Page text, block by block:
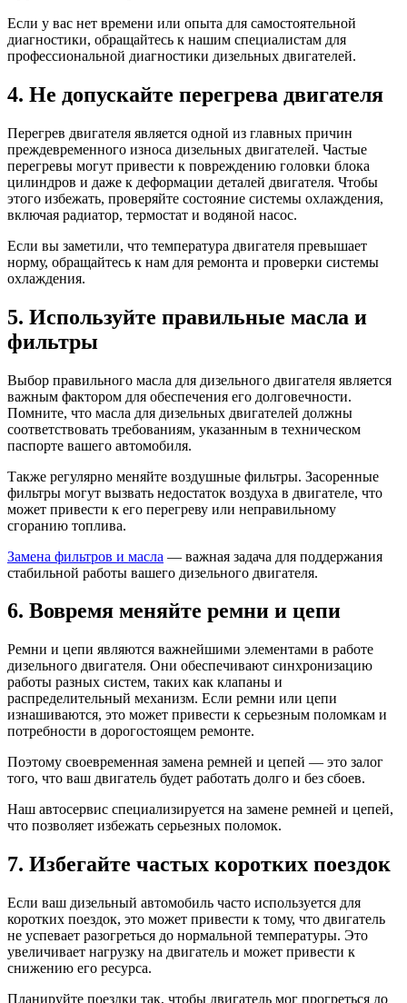
Если у вас нет времени или опыта для самостоятельной
диагностики, обращайтесь к нашим специалистам для
профессиональной диагностики дизельных двигателей.
4. Не допускайте перегрева двигателя
Перегрев двигателя является одной из главных причин
преждевременного износа дизельных двигателей. Частые
перегревы могут привести к повреждению головки блока
цилиндров и даже к деформации деталей двигателя. Чтобы
этого избежать, проверяйте состояние системы охлаждения,
включая радиатор, термостат и водяной насос.
Если вы заметили, что температура двигателя превышает
норму, обращайтесь к нам для ремонта и проверки системы
охлаждения.
5. Используйте правильные масла и
фильтры
Выбор правильного масла для дизельного двигателя является
важным фактором для обеспечения его долговечности.
Помните, что масла для дизельных двигателей должны
соответствовать требованиям, указанным в техническом
паспорте вашего автомобиля.
Также регулярно меняйте воздушные фильтры. Засоренные
фильтры могут вызвать недостаток воздуха в двигателе, что
может привести к его перегреву или неправильному
сгоранию топлива.
Замена фильтров и масла — важная задача для поддержания
стабильной работы вашего дизельного двигателя.
6. Вовремя меняйте ремни и цепи
Ремни и цепи являются важнейшими элементами в работе
дизельного двигателя. Они обеспечивают синхронизацию
работы разных систем, таких как клапаны и
распределительный механизм. Если ремни или цепи
изнашиваются, это может привести к серьезным поломкам и
потребности в дорогостоящем ремонте.
Поэтому своевременная замена ремней и цепей — это залог
того, что ваш двигатель будет работать долго и без сбоев.
Наш автосервис специализируется на замене ремней и цепей,
что позволяет избежать серьезных поломок.
7. Избегайте частых коротких поездок
Если ваш дизельный автомобиль часто используется для
коротких поездок, это может привести к тому, что двигатель
не успевает разогреться до нормальной температуры. Это
увеличивает нагрузку на двигатель и может привести к
снижению его ресурса.
Планируйте поездки так, чтобы двигатель мог прогреться до